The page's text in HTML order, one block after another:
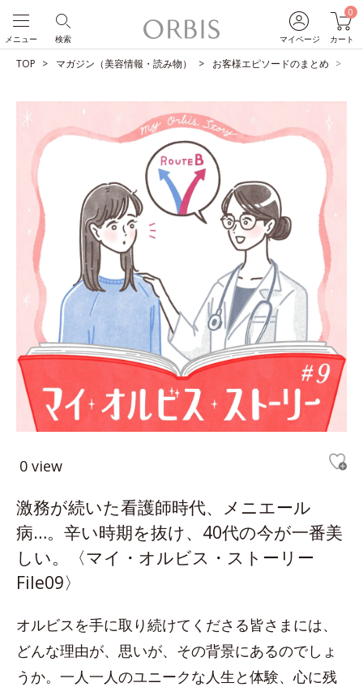
マイページ
0
カート
検索
メニュー
TOP マガジン（美容情報・読み物） お客様エピソードのまとめ
0 view
激務が続いた看護師時代、メニエール
病…。辛い時期を抜け、40代の今が一番美
しい。〈マイ・オルビス・ストーリー
File09〉
オルビスを手に取り続けてくださる皆さまには、
どんな理由が、思いが、その背景にあるのでしょ
うか。一人一人のユニークな人生と体験、心に残